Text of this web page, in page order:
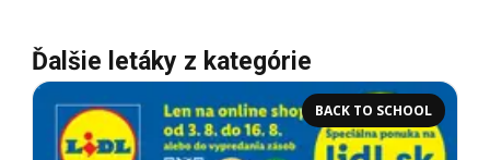
Ďalšie letáky z kategórie
BACK TO SCHOOL